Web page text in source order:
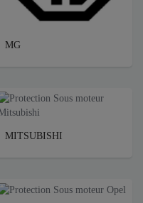
MG
MITSUBISHI